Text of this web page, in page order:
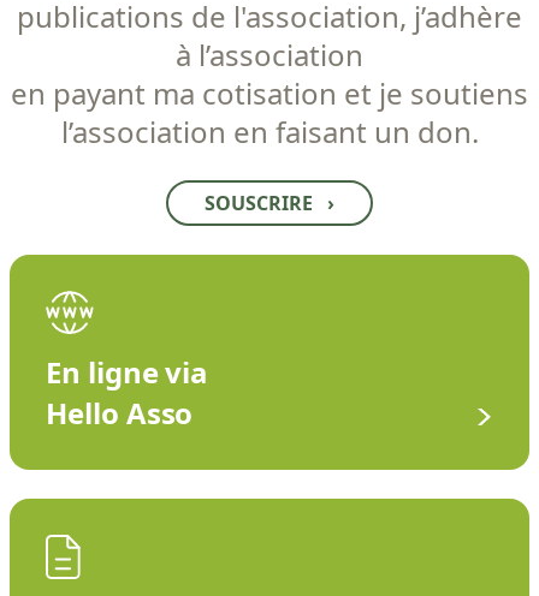
publications de l'association, j’adhère
à l’association
en payant ma cotisation et je soutiens
l’association en faisant un don.
SOUSCRIRE ›
En ligne via
Hello Asso